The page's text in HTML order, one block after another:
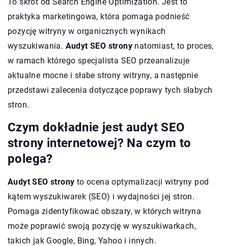
praktyka marketingowa, która pomaga podnieść
pozycję witryny w organicznych wynikach
wyszukiwania. Audyt SEO strony natomiast, to proces,
w ramach którego specjalista SEO przeanalizuje
aktualne mocne i słabe strony witryny, a następnie
przedstawi zalecenia dotyczące poprawy tych słabych
stron.
Czym dokładnie jest audyt SEO
strony internetowej? Na czym to
polega?
Audyt SEO strony to ocena optymalizacji witryny pod
kątem wyszukiwarek (SEO) i wydajności jej stron.
Pomaga zidentyfikować obszary, w których witryna
może poprawić swoją pozycję w wyszukiwarkach,
takich jak Google, Bing, Yahoo i innych.